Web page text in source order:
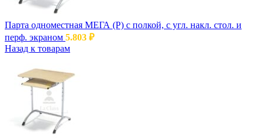
Парта одноместная МЕГА (Р) с полкой, с угл. накл. стол. и
перф. экраном 5.803 ₽
Назад к товарам